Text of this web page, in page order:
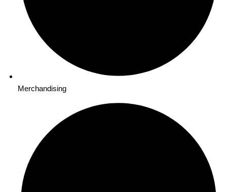
Merchandising